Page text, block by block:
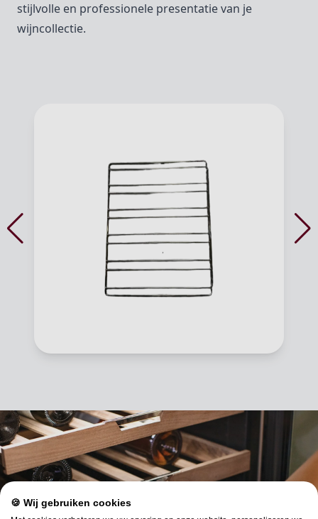
stijlvolle en professionele presentatie van je
wijncollectie.
🍪 Wij gebruiken cookies